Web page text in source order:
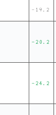
-19.2
-20.2
-24.2